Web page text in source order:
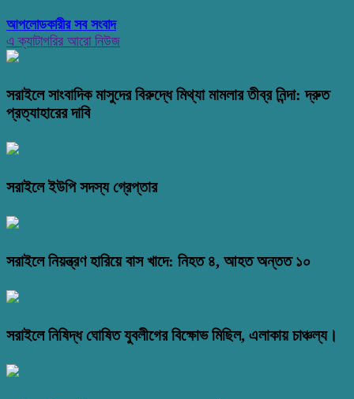
আপলোডকারীর সব সংবাদ
এ ক্যাটাগরির আরো নিউজ
সরাইলে সাংবাদিক মাসুদের বিরুদ্ধে মিথ্যা মামলার তীব্র নিন্দা: দ্রুত
প্রত্যাহারের দাবি
সরাইলে ইউপি সদস্য গ্রেপ্তার
সরাইলে নিয়ন্ত্রণ হারিয়ে বাস খাদে: নিহত ৪, আহত অন্তত ১০
সরাইলে নিষিদ্ধ ঘোষিত যুবলীগের বিক্ষোভ মিছিল, এলাকায় চাঞ্চল্য।